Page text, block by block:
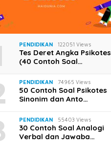
PENDIDIKAN 122051 Views
Tes Deret Angka Psikotes
(40 Contoh Soal…
PENDIDIKAN 74965 Views
50 Contoh Soal Psikotes
Sinonim dan Anto…
PENDIDIKAN 55403 Views
30 Contoh Soal Analogi
Verbal dan Jawaba…